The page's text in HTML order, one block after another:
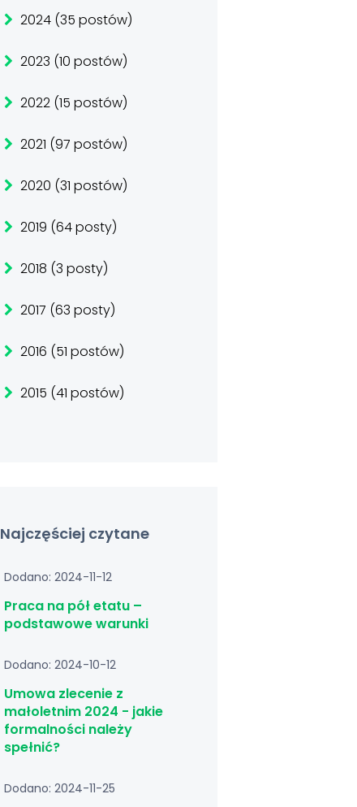
2024 (35 postów)
2023 (10 postów)
2022 (15 postów)
2021 (97 postów)
2020 (31 postów)
2019 (64 posty)
2018 (3 posty)
2017 (63 posty)
2016 (51 postów)
2015 (41 postów)
Najczęściej czytane
Dodano: 2024-11-12
Praca na pół etatu –
podstawowe warunki
Dodano: 2024-10-12
Umowa zlecenie z
małoletnim 2024 - jakie
formalności należy
spełnić?
Dodano: 2024-11-25